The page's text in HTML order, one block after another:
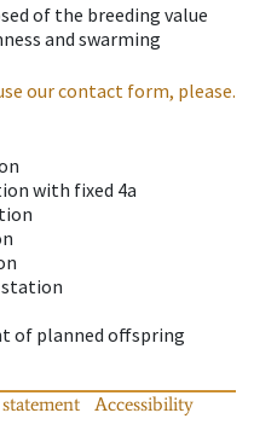
of the breeding value
and swarming
our contact form, please.
with fixed 4a
of planned offspring
Accessibility